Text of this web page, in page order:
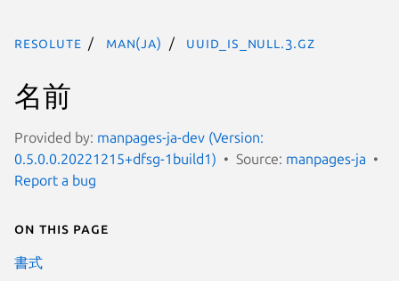
resolute man(ja) uuid_is_null.3.gz
名前
Provided by: manpages-ja-dev (Version:
0.5.0.0.20221215+dfsg-1build1)
Source: manpages-ja
Report a bug
On this page
書式